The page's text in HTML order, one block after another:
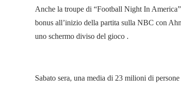
Anche la troupe di “Football Night In
bonus all’inizio della partita sulla NBC con
uno schermo diviso del gioco .
Sabato sera, una media di 23 milioni di